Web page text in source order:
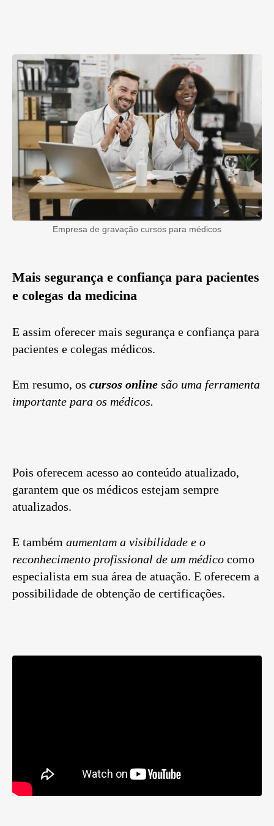
Empresa de gravação cursos para médicos
Mais segurança e confiança para pacientes
e colegas da medicina
E assim oferecer mais segurança e confiança para
pacientes e colegas médicos.
Em resumo, os cursos online são uma ferramenta
importante para os médicos.
Pois oferecem acesso ao conteúdo atualizado,
garantem que os médicos estejam sempre
atualizados.
E também aumentam a visibilidade e o
reconhecimento profissional de um médico como
especialista em sua área de atuação. E oferecem a
possibilidade de obtenção de certificações.